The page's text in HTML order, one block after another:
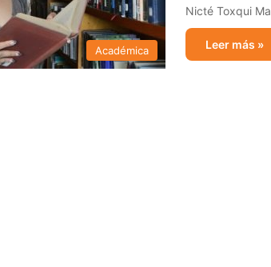
Académica
Nicté Toxqui
Leer más »